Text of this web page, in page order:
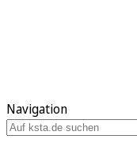
Navigation